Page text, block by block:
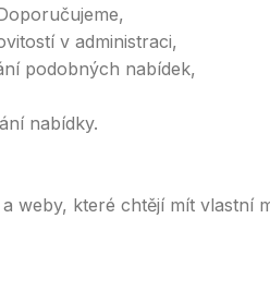
v administraci,
podobných nabídek,
nabídky.
weby, které chtějí mít vlastní